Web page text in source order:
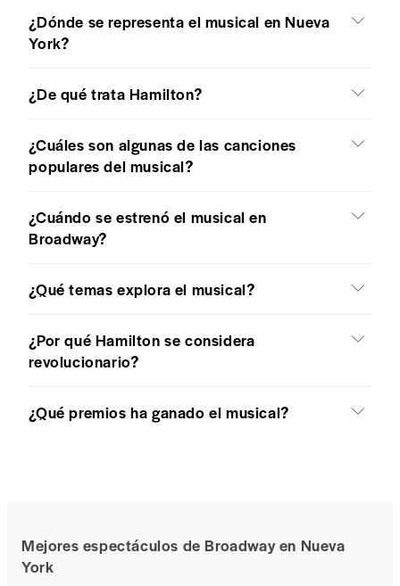
¿Dónde se representa el musical en Nueva
York?
¿De qué trata Hamilton?
¿Cuáles son algunas de las canciones
populares del musical?
¿Cuándo se estrenó el musical en
Broadway?
¿Qué temas explora el musical?
¿Por qué Hamilton se considera
revolucionario?
¿Qué premios ha ganado el musical?
Mejores espectáculos de Broadway en Nueva
York